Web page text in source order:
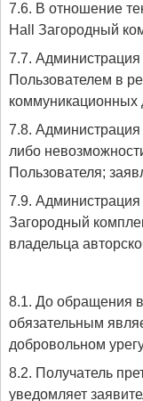
7.6. В отношение
Hall Загородный
7.7.
Пользователем в
коммуникационных
7.8.
либо
Пользователя;
7.9.
Загородный
владельца
8.1. До обращения
обязательным
добровольном
8.2. Получатель
уведомляет